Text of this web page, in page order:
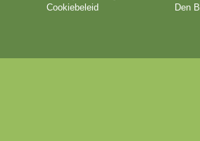
Cookiebeleid
Den